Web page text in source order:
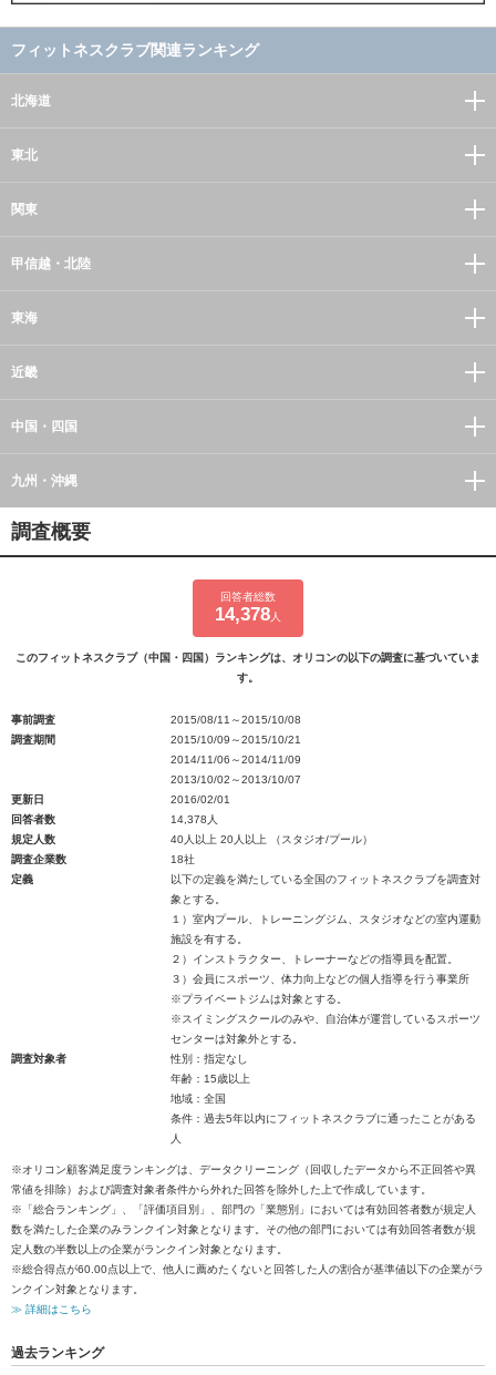
フィットネスクラブ関連ランキング
北海道
東北
関東
甲信越・北陸
東海
近畿
中国・四国
九州・沖縄
調査概要
回答者総数
14,378 人
このフィットネスクラブ（中国・四国）ランキングは、オリコンの以下の調査に基づいていま
す。
事前調査
2015/08/11～2015/10/08
調査期間
2015/10/09～2015/10/21
2014/11/06～2014/11/09
2013/10/02～2013/10/07
更新日
2016/02/01
回答者数
14,378人
規定人数
40人以上 20人以上 （スタジオ/プール）
調査企業数
18社
定義
以下の定義を満たしている全国のフィットネスクラブを調査対
象とする。
１）室内プール、トレーニングジム、スタジオなどの室内運動
施設を有する。
２）インストラクター、トレーナーなどの指導員を配置。
３）会員にスポーツ、体力向上などの個人指導を行う事業所
※プライベートジムは対象とする。
※スイミングスクールのみや、自治体が運営しているスポーツ
センターは対象外とする。
調査対象者
性別：指定なし
年齢：15歳以上
地域：全国
条件：過去5年以内にフィットネスクラブに通ったことがある
人
※オリコン顧客満足度ランキングは、データクリーニング（回収したデータから不正回答や異
常値を排除）および調査対象者条件から外れた回答を除外した上で作成しています。
※「総合ランキング」、「評価項目別」、部門の「業態別」においては有効回答者数が規定人
数を満たした企業のみランクイン対象となります。その他の部門においては有効回答者数が規
定人数の半数以上の企業がランクイン対象となります。
※総合得点が60.00点以上で、他人に薦めたくないと回答した人の割合が基準値以下の企業がラ
ンクイン対象となります。
≫ 詳細はこちら
過去ランキング